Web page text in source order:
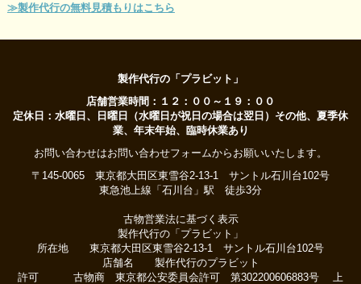
≫製作代行の無料見積もりはこちら
製作代行の「プラビット」
店舗営業時間：１２：００～１９：００
定休日：水曜日、日曜日（水曜日が祝日の場合は翌日）その他、夏季休
業、年末年始、臨時休業あり
お問い合わせはお問い合わせフォームからお願いいたします。
〒145-0065 東京都大田区東雪谷2-13-1 サントル石川台102号
東急池上線「石川台」駅 徒歩3分
古物営業法に基づく表示
製作代行の「プラビット」
所在地 東京都大田区東雪谷2-13-1 サントル石川台102号
店舗名 製作代行のプラビット
許可 古物商 東京都公安委員会許可 第302200606883号 上